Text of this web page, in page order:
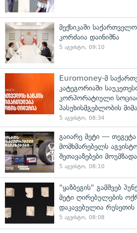
მექსიკაში
კორძაია დაინიშნა
5 აგვისტო, 09:10
Euromoney-მ
კატეგორიაში
კორპორატიული
პასუხისმგებლობის
5 აგვისტო, 08:34
გაიარე მეტი —
მომხმარებელს
შეთავაზებები მოუმზადა
5 აგვისტო, 08:10
"ყაზბეგის" გამშვებ
მეტი ღირებულების
დაკავებულია
5 აგვისტო, 08:08